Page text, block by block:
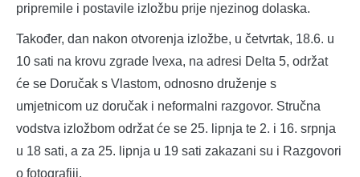
pripremile i postavile izložbu prije njezinog dolaska.
Također, dan nakon otvorenja izložbe, u četvrtak, 18.6. u
10 sati na krovu zgrade Ivexa, na adresi Delta 5, održat
će se Doručak s Vlastom, odnosno druženje s
umjetnicom uz doručak i neformalni razgovor. Stručna
vodstva izložbom održat će se 25. lipnja te 2. i 16. srpnja
u 18 sati, a za 25. lipnja u 19 sati zakazani su i Razgovori
o fotografiji.